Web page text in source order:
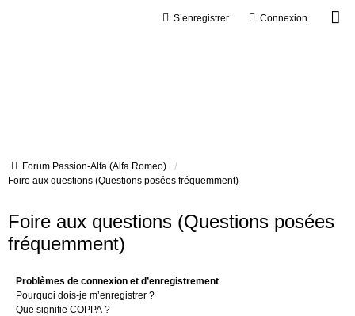
Connexion
S’enregistrer
Forum Passion-Alfa (Alfa Romeo)
Foire aux questions (Questions posées fréquemment)
Foire aux questions (Questions posées
fréquemment)
Problèmes de connexion et d’enregistrement
Pourquoi dois-je m’enregistrer ?
Que signifie COPPA ?